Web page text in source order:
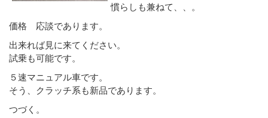
慣らしも兼ねて、、。
価格 応談であります。
出来れば見に来てください。
試乗も可能です。
５速マニュアル車です。
そう、クラッチ系も新品であります。
つづく。